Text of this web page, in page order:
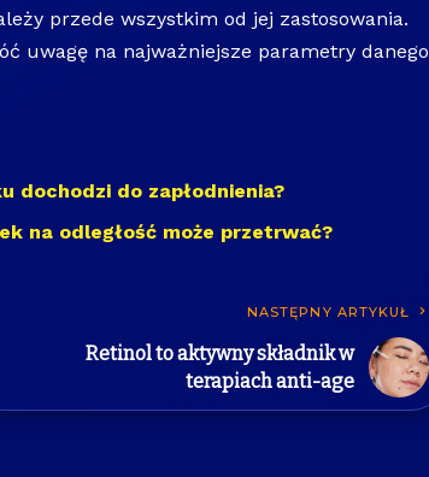
przede wszystkim od jej zastosowania.
uwagę na najważniejsze parametry danego
dochodzi do zapłodnienia?
na odległość może przetrwać?
NASTĘPNY ARTYKUŁ
Retinol to aktywny składnik w
terapiach anti-age